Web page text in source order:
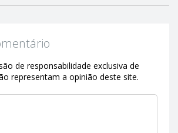
de responsabilidade exclusiva de
representam a opinião deste site.